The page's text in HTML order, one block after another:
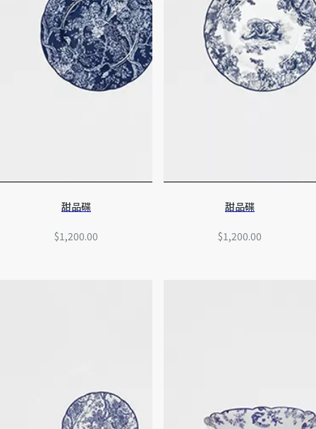
甜品碟
$1,200.00
甜品碟
$1,200.00